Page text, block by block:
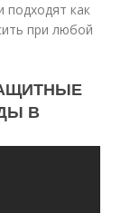
подходят как
при любой
В